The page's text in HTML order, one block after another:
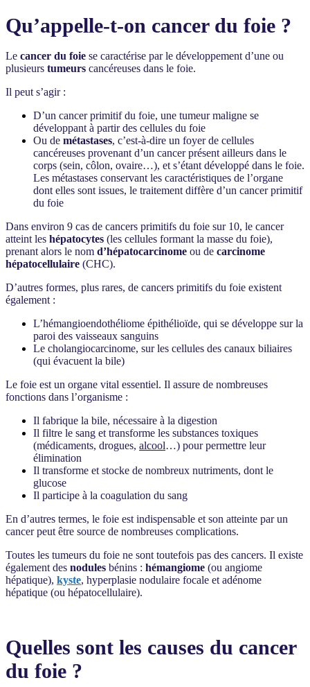
Qu’appelle-t-on cancer du foie ?
Le cancer du foie se caractérise par le développement d’une ou
plusieurs tumeurs cancéreuses dans le foie.
Il peut s’agir :
D’un cancer primitif du foie, une tumeur maligne se
développant à partir des cellules du foie
Ou de métastases, c’est-à-dire un foyer de cellules
cancéreuses provenant d’un cancer présent ailleurs dans le
corps (sein, côlon, ovaire…), et s’étant développé dans le foie.
Les métastases conservant les caractéristiques de l’organe
dont elles sont issues, le traitement diffère d’un cancer primitif
du foie
Dans environ 9 cas de cancers primitifs du foie sur 10, le cancer
atteint les hépatocytes (les cellules formant la masse du foie),
prenant alors le nom d’hépatocarcinome ou de carcinome
hépatocellulaire (CHC).
D’autres formes, plus rares, de cancers primitifs du foie existent
également :
L’hémangioendothéliome épithélioïde, qui se développe sur la
paroi des vaisseaux sanguins
Le cholangiocarcinome, sur les cellules des canaux biliaires
(qui évacuent la bile)
Le foie est un organe vital essentiel. Il assure de nombreuses
fonctions dans l’organisme :
Il fabrique la bile, nécessaire à la digestion
Il filtre le sang et transforme les substances toxiques
(médicaments, drogues, alcool…) pour permettre leur
élimination
Il transforme et stocke de nombreux nutriments, dont le
glucose
Il participe à la coagulation du sang
En d’autres termes, le foie est indispensable et son atteinte par un
cancer peut être source de nombreuses complications.
Toutes les tumeurs du foie ne sont toutefois pas des cancers. Il existe
également des nodules bénins : hémangiome (ou angiome
hépatique), kyste, hyperplasie nodulaire focale et adénome
hépatique (ou hépatocellulaire).
Quelles sont les causes du cancer
du foie ?